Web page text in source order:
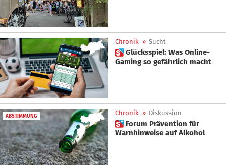
Chronik » Sucht
 Glücksspiel: Was Online-
Gaming so gefährlich macht
ABSTIMMUNG Chronik » Diskussion
 Forum Prävention für
Warnhinweise auf Alkohol